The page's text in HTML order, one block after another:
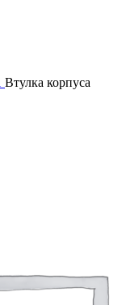
Втулка корпуса